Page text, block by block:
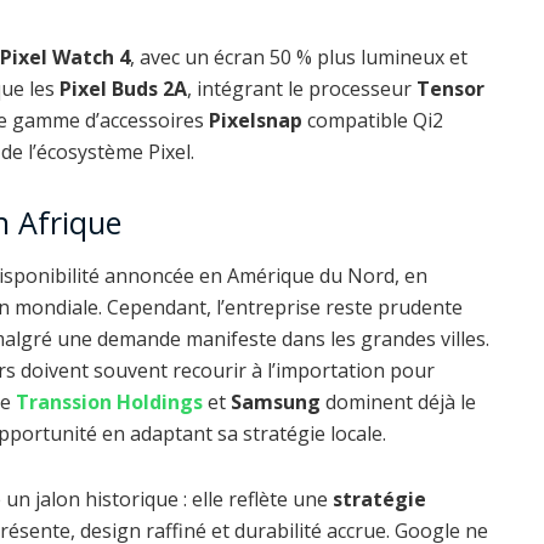
Pixel Watch 4, avec un écran 50 % plus lumineux et
les Pixel Buds 2A, intégrant le processeur Tensor
d’accessoires Pixelsnap compatible Qi2
l’écosystème Pixel.
Afrique
annoncée en Amérique du Nord, en
Cependant, l’entreprise reste prudente
une demande manifeste dans les grandes villes.
doivent souvent recourir à l’importation pour
Transsion Holdingset Samsung dominent déjà le
en adaptant sa stratégie locale.
jalon historique : elle reflète une stratégie
design raffiné et durabilité accrue. Google ne